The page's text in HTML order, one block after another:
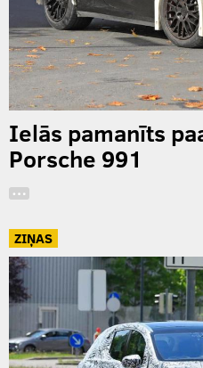
Ielās pamanīts
Porsche 991
…
ZIŅAS